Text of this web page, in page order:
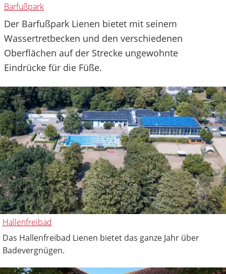
Barfußpark
Der Barfußpark Lienen bietet mit seinem
Wassertretbecken und den verschiedenen
Oberflächen auf der Strecke ungewohnte
Eindrücke für die Füße.
Hallenfreibad
Das Hallenfreibad Lienen bietet das ganze Jahr über
Badevergnügen.